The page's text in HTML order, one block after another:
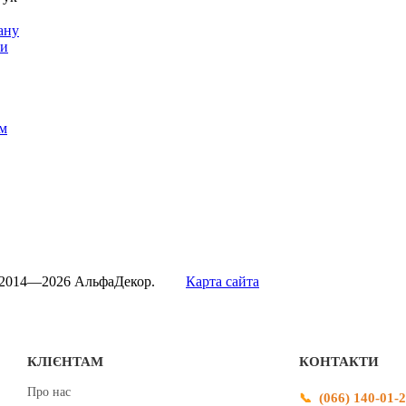
АльфаДекор. Карта сайта
КЛІЄНТАМ
Про нас
КОНТАКТИ
(066) 140-01-